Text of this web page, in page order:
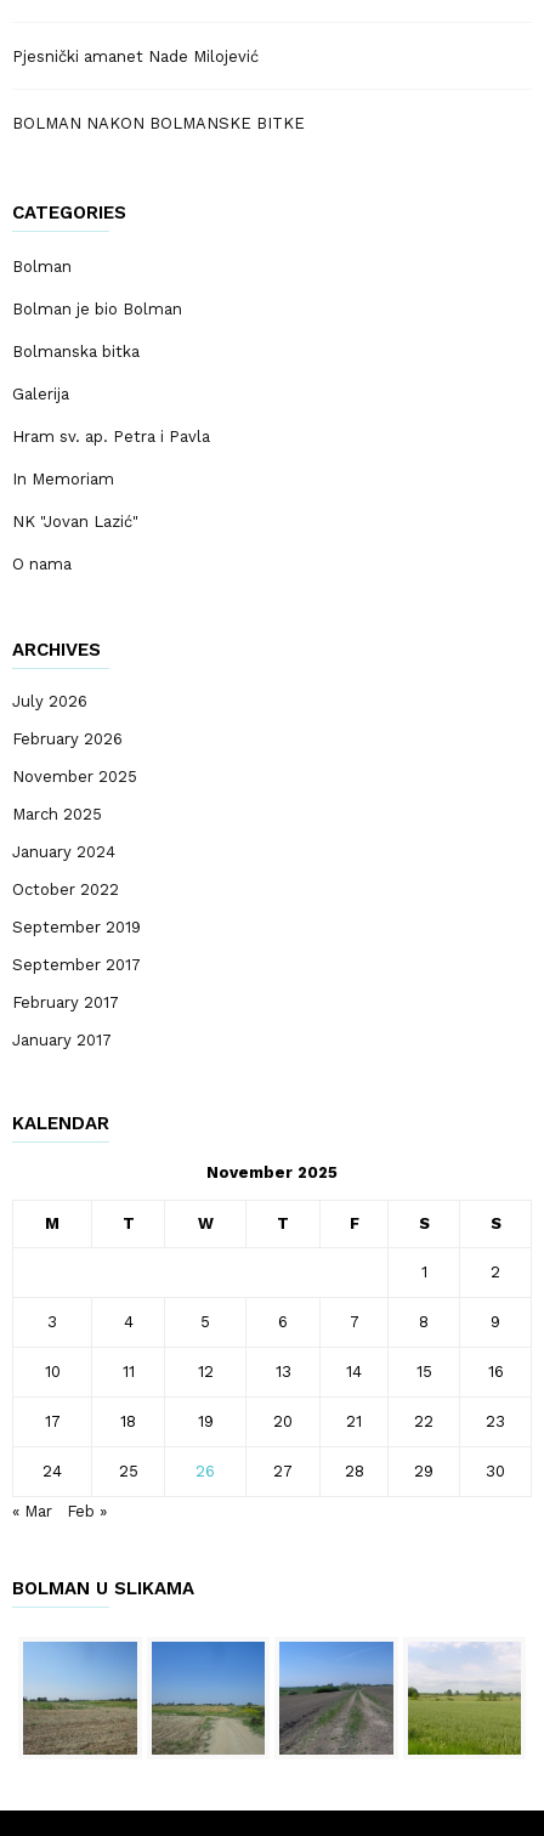
Pjesnički amanet Nade Milojević
BOLMAN NAKON BOLMANSKE BITKE
CATEGORIES
Bolman
Bolman je bio Bolman
Bolmanska bitka
Galerija
Hram sv. ap. Petra i Pavla
In Memoriam
NK "Jovan Lazić"
O nama
ARCHIVES
July 2026
February 2026
November 2025
March 2025
January 2024
October 2022
September 2019
September 2017
February 2017
January 2017
KALENDAR
November 2025
M T W T F S S
1 2
3 4 5 6 7 8 9
10 11 12 13 14 15 16
17 18 19 20 21 22 23
24 25 26 27 28 29 30
« Mar Feb »
BOLMAN U SLIKAMA